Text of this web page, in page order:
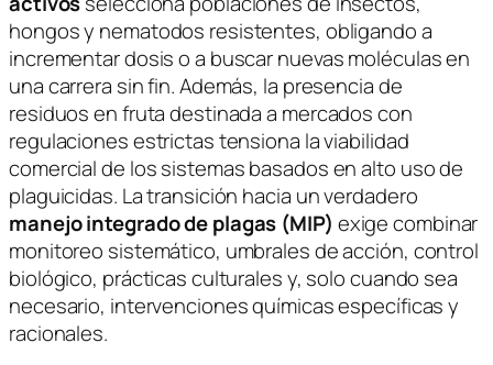
hongos y nematodos resistentes, obligando a
incrementar dosis o a buscar nuevas moléculas en
una carrera sin fin. Además, la presencia de
residuos en fruta destinada a mercados con
regulaciones estrictas tensiona la viabilidad
comercial de los sistemas basados en alto uso de
plaguicidas. La transición hacia un verdadero
manejo integrado de plagas (MIP) exige combinar
monitoreo sistemático, umbrales de acción, control
biológico, prácticas culturales y, solo cuando sea
necesario, intervenciones químicas específicas y
racionales.